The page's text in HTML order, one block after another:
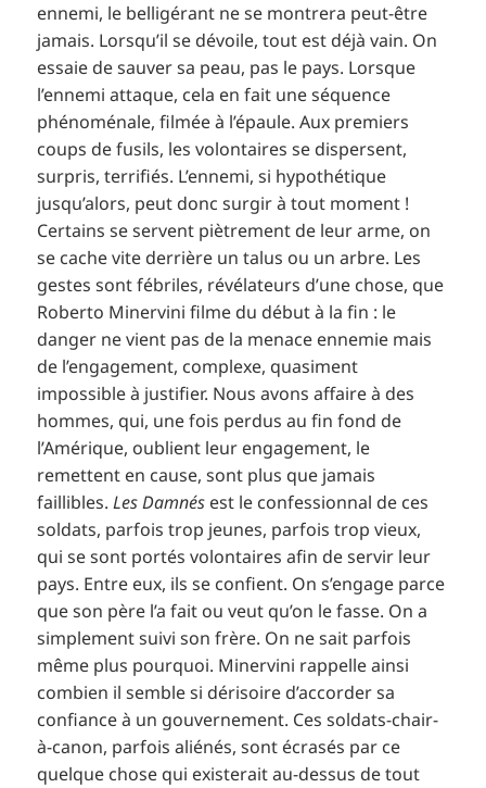
ennemi, le belligérant ne se montrera peut-être
jamais. Lorsqu’il se dévoile, tout est déjà vain. On
essaie de sauver sa peau, pas le pays. Lorsque
l’ennemi attaque, cela en fait une séquence
phénoménale, filmée à l’épaule. Aux premiers
coups de fusils, les volontaires se dispersent,
surpris, terrifiés. L’ennemi, si hypothétique
jusqu’alors, peut donc surgir à tout moment !
Certains se servent piètrement de leur arme, on
se cache vite derrière un talus ou un arbre. Les
gestes sont fébriles, révélateurs d’une chose, que
Roberto Minervini filme du début à la fin : le
danger ne vient pas de la menace ennemie mais
de l’engagement, complexe, quasiment
impossible à justifier. Nous avons affaire à des
hommes, qui, une fois perdus au fin fond de
l’Amérique, oublient leur engagement, le
remettent en cause, sont plus que jamais
faillibles.Les Damnés est le confessionnal de ces
soldats, parfois trop jeunes, parfois trop vieux,
qui se sont portés volontaires afin de servir leur
pays. Entre eux, ils se confient. On s’engage parce
que son père l’a fait ou veut qu’on le fasse. On a
simplement suivi son frère. On ne sait parfois
même plus pourquoi. Minervini rappelle ainsi
combien il semble si dérisoire d’accorder sa
confiance à un gouvernement. Ces soldats-chair-
à-canon, parfois aliénés, sont écrasés par ce
quelque chose qui existerait au-dessus de tout